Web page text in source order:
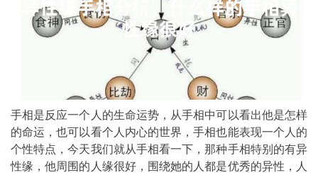
手相是反应一个人的生命运势，从手相中可以看出他是怎样
的命运，也可以看个人内心的世界，手相也能表现一个人的
个性特点，今天我们就从手相看一下，那种手相特别的有异
性缘，他周围的人缘很好，围绕她的人都是优秀的异性，人